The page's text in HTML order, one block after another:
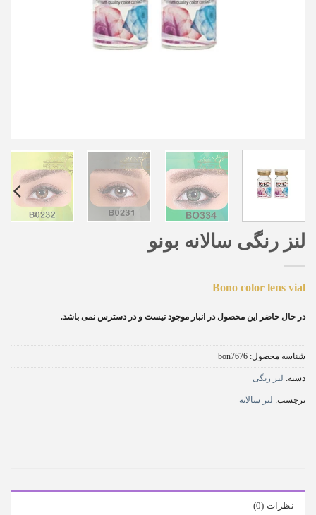
لنز رنگی سالانه بونو
Bono color lens vial
در حال حاضر این محصول در انبار موجود نیست و در دسترس نمی باشد.
شناسه محصول: bon7676
دسته: لنز رنگی
برچسب: لنز سالانه
نظرات (0)